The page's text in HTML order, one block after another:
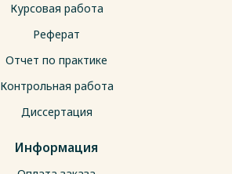
Курсовая работа
Реферат
Отчет по практике
Контрольная работа
Диссертация
Информация